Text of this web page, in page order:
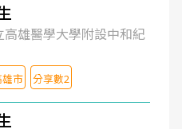
高雄醫學大學附設中和紀
市 分享數2